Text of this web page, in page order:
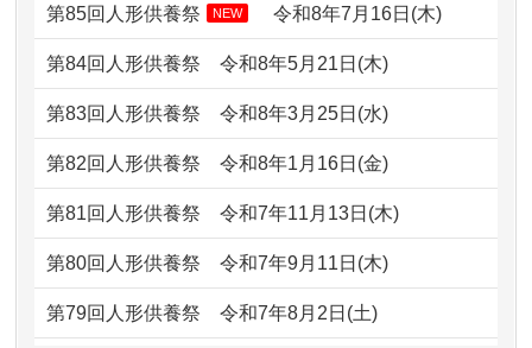
2026/07/069年間自由が丘店を見守ってくれてあり
がとう。
2026/07/05 しっかりとお人形たちの供養をしてい
ただけると...
2026/06/30長年大事にしてきた雛人形です、供養
ガラスケースのまま引き取ってくださ
るのが助か...
どうなってるのですか？
2024/01/13会社のようですが、きちんと供養して
供養が終わったお人形以外はどうして
るのですか？
第85回人形供養祭 NEW 令和8年7月16日(木)
第84回人形供養祭令和8年5月21日(木)
第83回人形供養祭令和8年3月25日(水)
第82回人形供養祭令和8年1月16日(金)
第81回人形供養祭令和7年11月13日(木)
第80回人形供養祭令和7年9月11日(木)
第79回人形供養祭令和7年8月2日(土)